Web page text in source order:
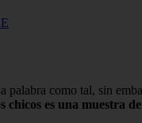
como tal, sin
chicos es una muestra